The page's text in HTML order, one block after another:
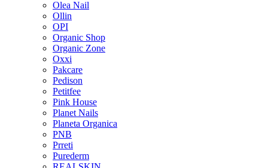
Olea Nail
Ollin
OPI
Organic Shop
Organic Zone
Oxxi
Pakcare
Pedison
Petitfee
Pink House
Planet Nails
Planeta Organica
PNB
Prreti
Purederm